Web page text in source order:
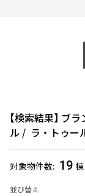
検索結果 ブラ
ル
ラ・トゥー
対象物件数 19 棟
並び替え